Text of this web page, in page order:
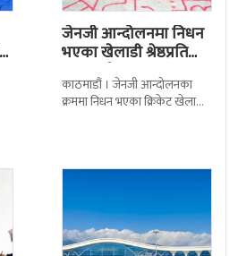
जेनजी आन्दोलनमा निधन
भएका खेलाडी श्रेष्ठप्रति
श्रद्धाञ्जली
काठमाडौं । जेनजी आन्दोलनका
क्रममा निधन भएका क्रिकेट खेलाडी